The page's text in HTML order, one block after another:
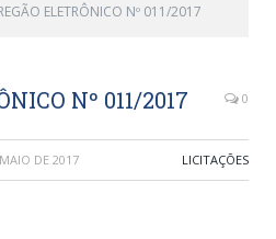
ELETRÔNICO Nº 011/2017
Nº 011/2017 0
DE 2017 LICITAÇÕES